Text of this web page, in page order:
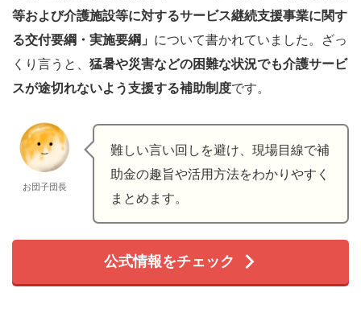
等および介護施設等に対するサービス継続支援事業に関す
る交付要綱・実施要綱」 について書かれていました。ざっ
くり言うと、 猛暑や災害などの困難な状況でも介護サービ
スが途切れないよう支援する補助制度です。
お団子団長
難しい言い回しを避け、現場目線で補
助金の趣旨や活用方法をわかりやすく
まとめます。
公式情報をチェック